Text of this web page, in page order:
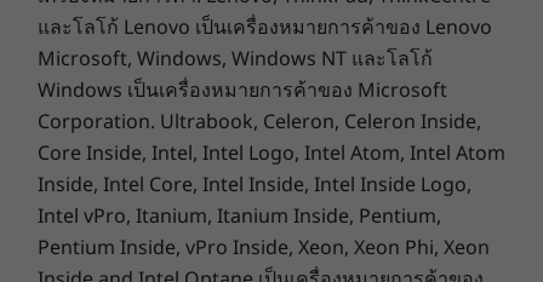
ประจำของคุณให้สอดคล้องการค้นหาคำ
สำคัญที่มีความหมายขั้นสูง ให้คุณค้นหา
เอกสารและรายงานที่จำเป็นได้อย่างรวดเร็ว
เพิ่มประสิทธิภาพการทำงานและประสิทธิผล
ในทุกงานที่ได้รับมอบหมาย
ที่เจา
หน้าที่เ
Color
Tidal Teal
Seashell
Specifications may vary depending upon region / model.
Other information
Security
และโลโก้ Lenovo เป็นเครื่องหมายการค้าของ Lenovo
Microsoft, Windows, Windows NT และโลโก้
Windows เป็นเครื่องหมายการค้าของ Microsoft
Corporation. Ultrabook, Celeron, Celeron Inside,
Core Inside, Intel, Intel Logo, Intel Atom, Intel Atom
Inside, Intel Core, Intel Inside, Intel Inside Logo,
Intel vPro, Itanium, Itanium Inside, Pentium,
Pentium Inside, vPro Inside, Xeon, Xeon Phi, Xeon